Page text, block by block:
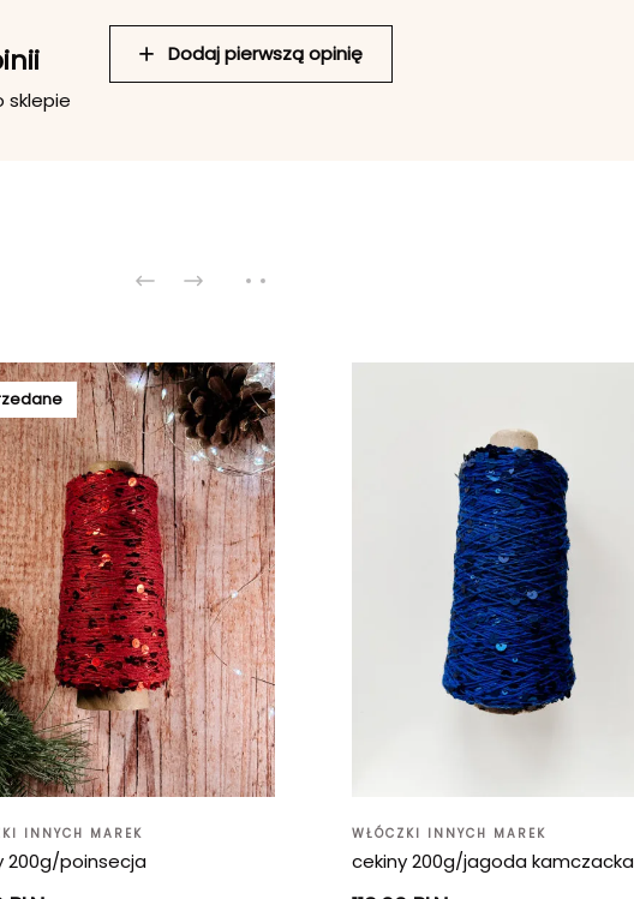
sklepie
Dodaj pierwszą opinię
INNYCH MAREK
200g/poinsecja
WŁÓCZKI INNYCH MAREK
cekiny 200g/jagoda kamczacka